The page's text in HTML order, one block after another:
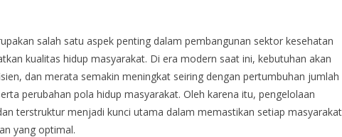
salah satu aspek penting dalam pembangunan sektor kesehatan
kualitas hidup masyarakat. Di era modern saat ini, kebutuhan akan
dan merata semakin meningkat seiring dengan pertumbuhan jumlah
perubahan pola hidup masyarakat. Oleh karena itu, pengelolaan
terstruktur menjadi kunci utama dalam memastikan setiap masyarakat
yang optimal.